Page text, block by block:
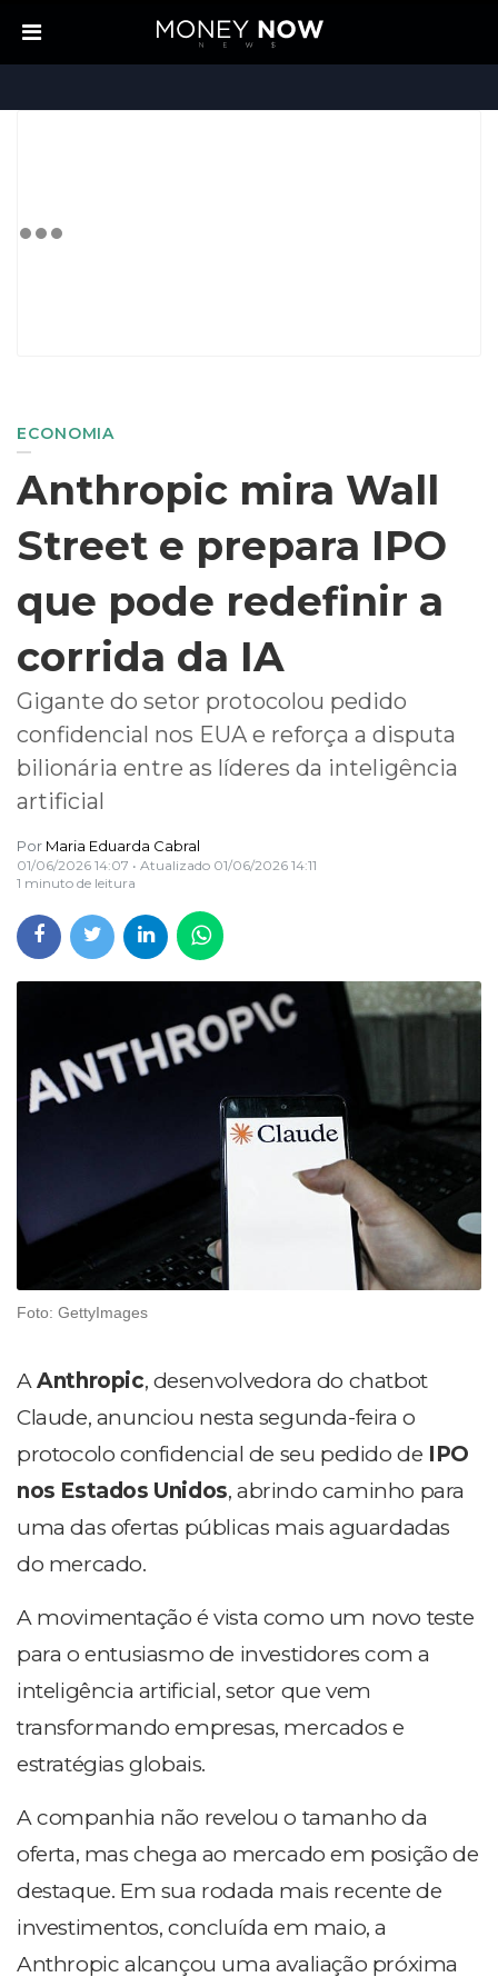
ECONOMIA
Anthropic mira Wall
Street e prepara IPO
que pode redefinir a
corrida da IA
Gigante do setor protocolou pedido
confidencial nos EUA e reforça a disputa
bilionária entre as líderes da inteligência
artificial
Por Maria Eduarda Cabral
01/06/2026 14:07 • Atualizado 01/06/2026 14:11
1 minuto de leitura
Foto: GettyImages
AAnthropic, desenvolvedora do chatbot
Claude, anunciou nesta segunda-feira o
protocolo confidencial de seu pedido de IPO
nos Estados Unidos, abrindo caminho para
uma das ofertas públicas mais aguardadas
do mercado.
A movimentação é vista como um novo teste
para o entusiasmo de investidores com a
inteligência artificial, setor que vem
transformando empresas, mercados e
estratégias globais.
A companhia não revelou o tamanho da
oferta, mas chega ao mercado em posição de
destaque. Em sua rodada mais recente de
investimentos, concluída em maio, a
Anthropic alcançou uma avaliação próxima